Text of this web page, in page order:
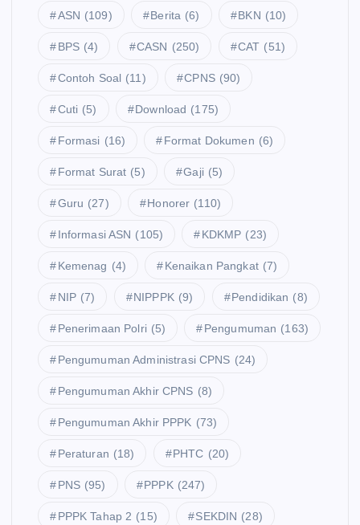
ASN (109) Berita (6) BKN (10)
BPS (4) CASN (250) CAT (51)
Contoh Soal (11) CPNS (90)
Cuti (5) Download (175)
Formasi (16) Format Dokumen (6)
Format Surat (5) Gaji (5)
Guru (27) Honorer (110)
Informasi ASN (105) KDKMP (23)
Kemenag (4) Kenaikan Pangkat (7)
NIP (7) NIPPPK (9) Pendidikan (8)
Penerimaan Polri (5) Pengumuman (163)
Pengumuman Administrasi CPNS (24)
Pengumuman Akhir CPNS (8)
Pengumuman Akhir PPPK (73)
Peraturan (18) PHTC (20)
PNS (95) PPPK (247)
PPPK Tahap 2 (15) SEKDIN (28)